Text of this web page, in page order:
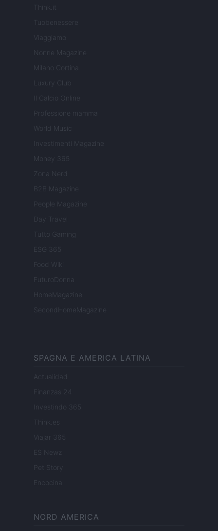
Think.it
Tuobenessere
Viaggiamo
Nonne Magazine
Milano Cortina
Luxury Club
Il Calcio Online
Professione mamma
World Music
Investimenti Magazine
Money 365
Zona Nerd
B2B Magazine
People Magazine
Day Travel
Tutto Gaming
ESG 365
Food Wiki
FuturoDonna
HomeMagazine
SecondHomeMagazine
SPAGNA E AMERICA LATINA
Actualidad
Finanzas 24
Investindo 365
Think.es
Viajar 365
ES Newz
Pet Story
Encocina
NORD AMERICA